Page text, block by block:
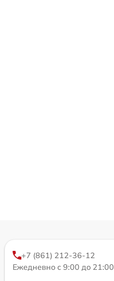
+7 (861) 212-36-12
Ежедневно с 9:00 до 21:00